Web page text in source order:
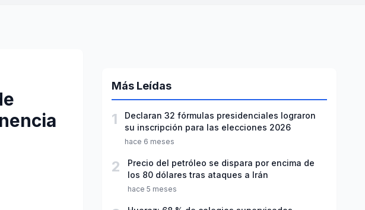
Más Leídas
1
Declaran 32 fórmulas presidenciales lograron
su inscripción para las elecciones 2026
hace 6 meses
2
Precio del petróleo se dispara por encima de
los 80 dólares tras ataques a Irán
hace 5 meses